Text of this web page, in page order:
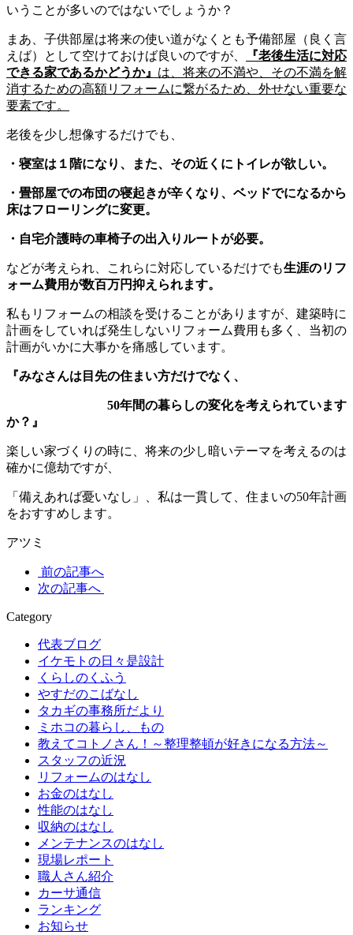
いうことが多いのではないでしょうか？
まあ、子供部屋は将来の使い道がなくとも予備部屋（良く言
えば）として空けておけば良いのですが、
『老後生活に対応
できる家であるかどうか』 は、将来の不満や、その不満を解
消するための高額リフォームに繋がるため、外せない重要な
要素です。
老後を少し想像するだけでも、
・寝室は１階になり、また、その近くにトイレが欲しい。
・畳部屋での布団の寝起きが辛くなり、ベッドでになるから
床はフローリングに変更。
・自宅介護時の車椅子の出入りルートが必要。
などが考えられ、これらに対応しているだけでも生涯のリフ
ォーム費用が数百万円抑えられます。
私もリフォームの相談を受けることがありますが、建築時に
計画をしていれば発生しないリフォーム費用も多く、当初の
計画がいかに大事かを痛感しています。
『みなさんは目先の住まい方だけでなく、
50年間の暮らしの変化を考えられています
か？』
楽しい家づくりの時に、将来の少し暗いテーマを考えるのは
確かに億劫ですが、
「備えあれば憂いなし」、私は一貫して、住まいの50年計画
をおすすめします。
アツミ
前の記事へ
次の記事へ
Category
代表ブログ
イケモトの日々是設計
くらしのくふう
やすだのこばなし
タカギの事務所だより
ミホコの暮らし、もの
教えてコトノさん！～整理整頓が好きになる方法～
スタッフの近況
リフォームのはなし
お金のはなし
性能のはなし
収納のはなし
メンテナンスのはなし
現場レポート
職人さん紹介
カーサ通信
ランキング
お知らせ